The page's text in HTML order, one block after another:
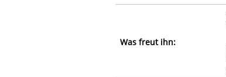
Was freut ihn: